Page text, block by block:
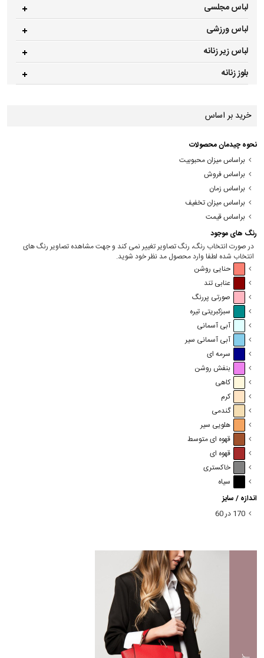
لباس مجلسی
لباس ورزشی
لباس زیر زنانه
بلوز زنانه
خرید بر اساس
نحوه چیدمان محصولات
براساس میزان محبوبیت
براساس فروش
براساس زمان
براساس میزان تخفیف
براساس قیمت
رنگ های موجود
در صورت انتخاب رنگ، رنگ تصاویر تغییر نمی کند و جهت مشاهده تصاویر رنگ های
انتخاب شده لطفا وارد محصول مد نظر خود شوید.
حنایی روشن
عنابی تند
صورتی پررنگ
سبزکبریتی تیره
آبی آسمانی
آبی آسمانی سیر
سرمه ای
بنفش روشن
کاهی
کرم
گندمی
هلویی سیر
قهوه ای متوسط
قهوه ای
خاکستری
سیاه
اندازه / سایز
170 در 60